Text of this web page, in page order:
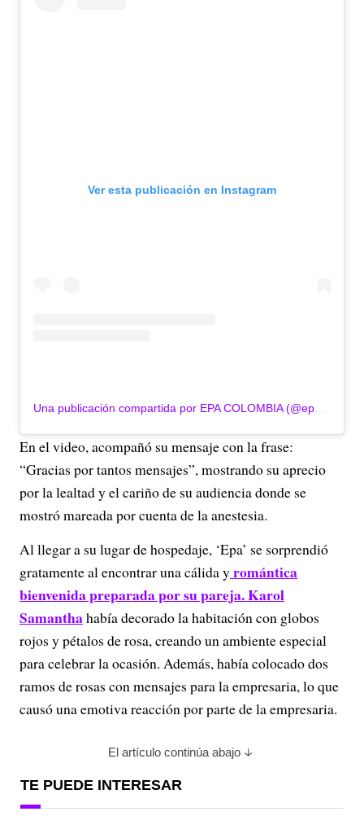
Ver esta publicación en Instagram
En el video, acompañó su mensaje con la frase:
“Gracias por tantos mensajes”, mostrando su aprecio
por la lealtad y el cariño de su audiencia donde se
mostró mareada por cuenta de la anestesia.
Al llegar a su lugar de hospedaje, ‘Epa’ se sorprendió
gratamente al encontrar una cálida yromántica
bienvenida preparada por su pareja. Karol
Samanthahabía decorado la habitación con globos
rojos y pétalos de rosa, creando un ambiente especial
para celebrar la ocasión. Además, había colocado dos
ramos de rosas con mensajes para la empresaria, lo que
causó una emotiva reacción por parte de la empresaria.
El artículo continúa abajo
TE PUEDE INTERESAR